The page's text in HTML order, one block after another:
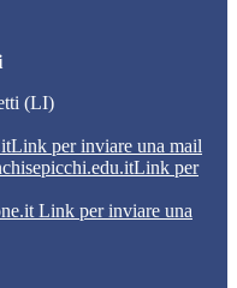
(LI)
Link per inviare una mail
Link per
Link per inviare una